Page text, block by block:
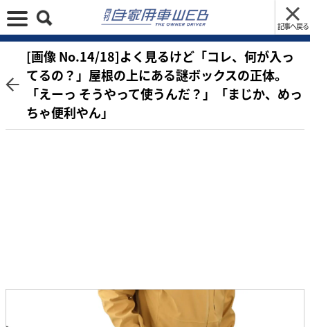
記事へ戻る
[画像 No.14/18]よく見るけど「コレ、何が入っ
てるの？」屋根の上にある謎ボックスの正体。
「えーっ そうやって使うんだ？」「まじか、めっ
ちゃ便利やん」